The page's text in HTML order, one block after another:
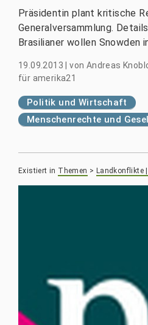
Präsidentin plant kritische
Generalversammlung.
Brasilianer wollen Snowden
19.09.2013 |von Andreas
für amerika21
Politik und Wirtschaft
Menschenrechte und
Existiert in Themen > Landkonflikte